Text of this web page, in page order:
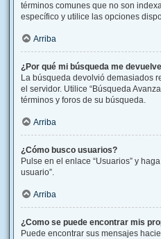
términos comunes que no son
específico y utilice las opciones
Arriba
¿Por qué mi búsqueda me
La búsqueda devolvió demasiados
el servidor. Utilice “Búsqueda
términos y foros de su búsqueda.
Arriba
¿Cómo busco usuarios?
Pulse en el enlace “Usuarios” y
usuario”.
Arriba
¿Como se puede encontrar mis
Puede encontrar sus mensajes